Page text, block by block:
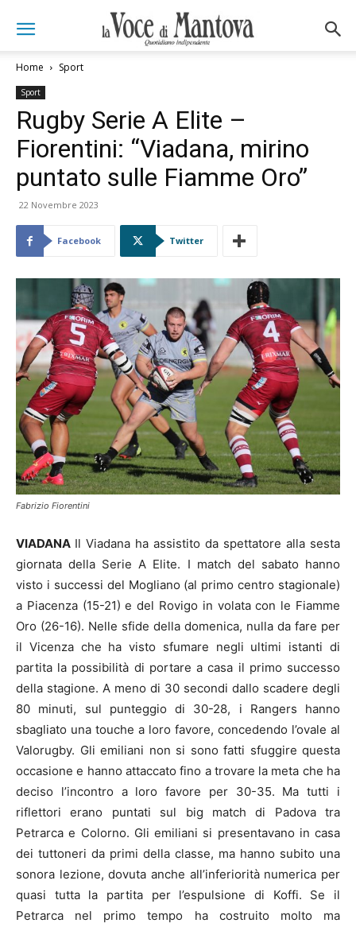
Home Sport
Sport
Rugby Serie A Elite –
Fiorentini: “Viadana, mirino
puntato sulle Fiamme Oro”
22 Novembre 2023
Facebook Twitter
Fabrizio Fiorentini
VIADANA Il Viadana ha assistito da spettatore alla sesta
giornata della Serie A Elite. I match del sabato hanno
visto i successi del Mogliano (al primo centro stagionale)
a Piacenza (15-21) e del Rovigo in volata con le Fiamme
Oro (26-16). Nelle sfide della domenica, nulla da fare per
il Vicenza che ha visto sfumare negli ultimi istanti di
partita la possibilità di portare a casa il primo successo
della stagione. A meno di 30 secondi dallo scadere degli
80 minuti, sul punteggio di 30-28, i Rangers hanno
sbagliato una touche a loro favore, concedendo l’ovale al
Valorugby. Gli emiliani non si sono fatti sfuggire questa
occasione e hanno attaccato fino a trovare la meta che ha
deciso l’incontro a loro favore per 30-35. Ma tutti i
riflettori erano puntati sul big match di Padova tra
Petrarca e Colorno. Gli emiliani si presentavano in casa
dei tuttoneri da primi della classe, ma hanno subito una
sonora lezione, dovuta anche all’inferiorità numerica per
quasi tutta la partita per l’espulsione di Koffi. Se il
Petrarca nel primo tempo ha costruito molto ma